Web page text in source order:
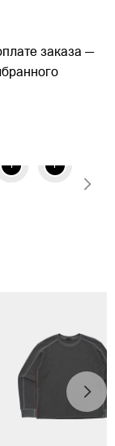
заказа —
+ +